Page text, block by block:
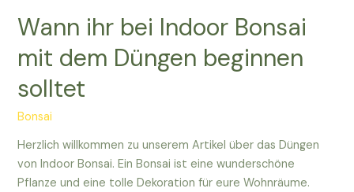
Mykorizza
solltet
Wann ihr bei Indoor Bonsai
mit dem Düngen beginnen
solltet
Bonsai
Herzlich willkommen zu unserem Artikel über das Düngen
von Indoor Bonsai. Ein Bonsai ist eine wunderschöne
Pflanze und eine tolle Dekoration für eure Wohnräume.